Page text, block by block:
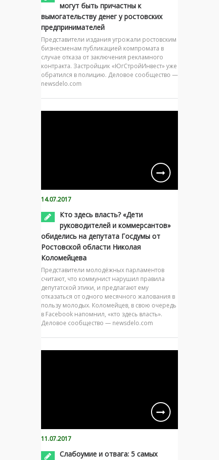
могут быть причастны к
вымогательству денег у ростовских
предпринимателей
Представители издания угрожали ростовским
бизнесменам публикацией компромата в
случае отказа от заключения рекламного
контракта. Застройщик «ЮгСтройИнвест» уже
обратился в полицию. Деловое сообщество —
newsdelo.com
14.07.2017
Кто здесь власть? «Дети
руководителей и коммерсантов»
обиделись на депутата Госдумы от
Ростовской области Николая
Коломейцева
Представители молодёжных парламентов
считают, что коммунист нарушил правила
депутатской этики, и предлагают ему
отказаться от одного месячного жалования в
пользу молодых. Коломейцев, в свою очередь
в Facebook напомнил, «кто здесь власть».
Деловое сообщество — newsdelo.com
11.07.2017
Слабоумие и отвага: 5 самых